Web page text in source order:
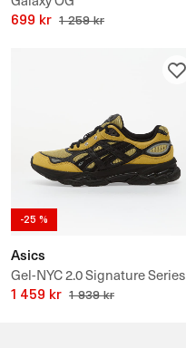
699 kr 1 259 kr
-25 %
Asics
Gel-NYC 2.0 Signature Series
HAL STUDIOS
1 459 kr 1 939 kr